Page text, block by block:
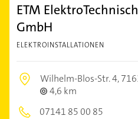
ETM
GmbH
ELEKTROINSTALLATIONEN
Wilhelm-Blos-Str. 4,
4,6 km
07141 85 00 85